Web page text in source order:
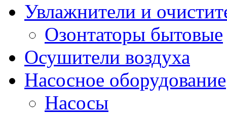
Увлажнители и
Озонтаторы бытовые
Осушители воздуха
Насосное оборудование
Насосы